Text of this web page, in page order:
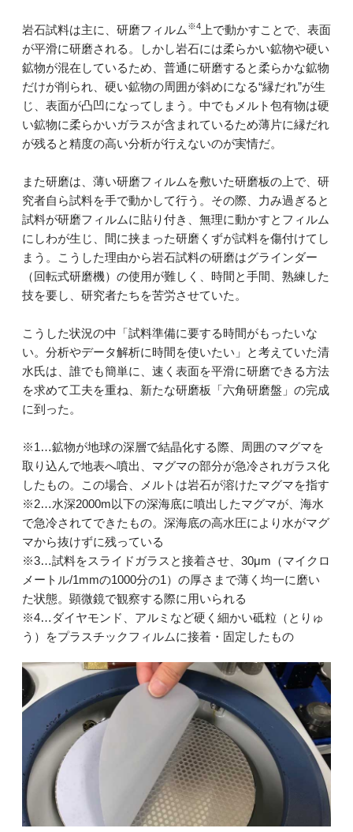
岩石試料は主に、研磨フィルム ※4 上で動かすことで、表面
が平滑に研磨される。しかし岩石には柔らかい鉱物や硬い
鉱物が混在しているため、普通に研磨すると柔らかな鉱物
だけが削られ、硬い鉱物の周囲が斜めになる“縁だれ”が生
じ、表面が凸凹になってしまう。中でもメルト包有物は硬
い鉱物に柔らかいガラスが含まれているため薄片に縁だれ
が残ると精度の高い分析が行えないのが実情だ。
また研磨は、薄い研磨フィルムを敷いた研磨板の上で、研
究者自ら試料を手で動かして行う。その際、力み過ぎると
試料が研磨フィルムに貼り付き、無理に動かすとフィルム
にしわが生じ、間に挟まった研磨くずが試料を傷付けてし
まう。こうした理由から岩石試料の研磨はグラインダー
（回転式研磨機）の使用が難しく、時間と手間、熟練した
技を要し、研究者たちを苦労させていた。
こうした状況の中「試料準備に要する時間がもったいな
い。分析やデータ解析に時間を使いたい」と考えていた清
水氏は、誰でも簡単に、速く表面を平滑に研磨できる方法
を求めて工夫を重ね、新たな研磨板「六角研磨盤」の完成
に到った。
※1…鉱物が地球の深層で結晶化する際、周囲のマグマを
取り込んで地表へ噴出、マグマの部分が急冷されガラス化
したもの。この場合、メルトは岩石が溶けたマグマを指す
※2…水深2000m以下の深海底に噴出したマグマが、海水
で急冷されてできたもの。深海底の高水圧により水がマグ
マから抜けずに残っている
※3…試料をスライドガラスと接着させ、30μm（マイクロ
メートル/1mmの1000分の1）の厚さまで薄く均一に磨い
た状態。顕微鏡で観察する際に用いられる
※4…ダイヤモンド、アルミなど硬く細かい砥粒（とりゅ
う）をプラスチックフィルムに接着・固定したもの